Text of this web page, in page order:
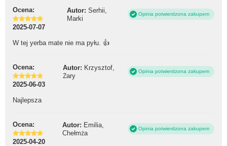
Ocena: Autor: Serhii,
Marki
Opinia potwierdzona zakupem
2025-07-07
W tej yerba mate nie ma pyłu. 👍
Ocena: Autor: Krzysztof,
Żary
Opinia potwierdzona zakupem
2025-06-03
Najlepsza
Ocena: Autor: Emilia,
Chełmża
Opinia potwierdzona zakupem
2025-04-20